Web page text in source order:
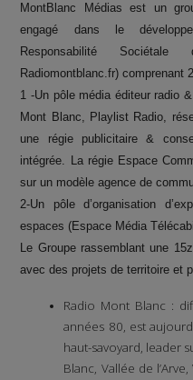
MontBlanc Médias est un
engagé dans le
Responsabilité
Radiomontblanc.fr) comprenant
1 -Un pôle média éditeur radio
Mont Blanc, Playlist Radio,
une régie publicitaire &
intégrée. La régie Espace
sur un modèle agence de
2-Un pôle d’organisation
espaces (Espace Média
Le Groupe rassemblant une
avec des projets de territoire et
Radio Mont Blanc :
années 80, est
haut-savoyard, leader
Blanc, Vallée de